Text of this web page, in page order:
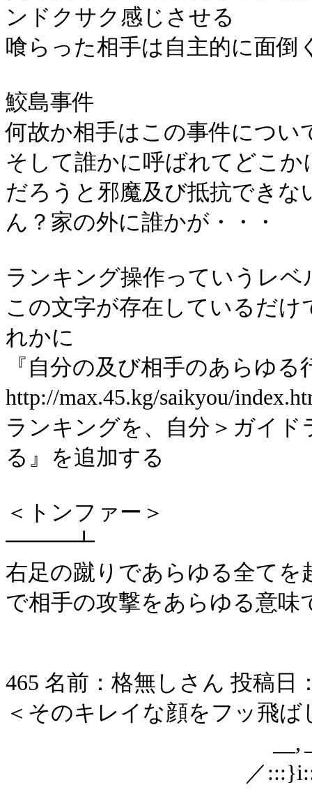
ンドクサク感じさせる
喰らった相手は自主的に面倒
鮫島事件
何故か相手はこの事件につい
そして誰かに呼ばれてどこ
だろうと邪魔及び抵抗できな
ん？家の外に誰かが・・・
ランキング操作っていうレベ
この文字が存在しているだ
れかに
『自分の及び相手のあらゆ
http://max.45.kg/saikyou/
ランキングを、自分＞ガイ
る』を追加する
＜トンファー＞
━━━┻
右足の蹴りであらゆる全て
で相手の攻撃をあらゆる意味
465 名前：格無しさん 投稿日
＜そのキレイな顔をフッ飛ば
__,＿
／:::}i::::::::